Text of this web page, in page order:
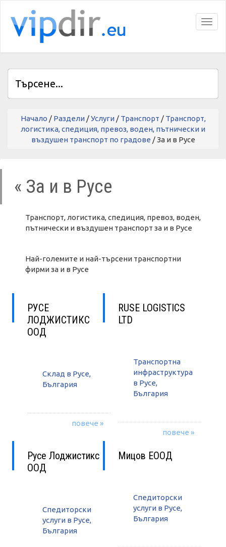
Начало / Раздели/Услуги/ Транспорт / Транспорт,
логистика, спедиция, превоз, воден, пътнически и
въздушен транспорт по градове / За и в Русе
« За и в Русе
Транспорт, логистика, спедиция, превоз, воден,
пътнически и въздушен транспорт за и в Русе
Най-големите и най-търсени транспортни
фирми за и в Русе
РУСЕ
ЛОДЖИСТИКС
ООД
Склад в Русе,
България
повече »
RUSE LOGISTICS
LTD
Транспортна
инфраструктура
в Русе,
България
повече »
Русе Лоджистикс
ООД
Спедиторски
услуги в Русе,
България
Мицов ЕООД
Спедиторски
услуги в Русе,
България